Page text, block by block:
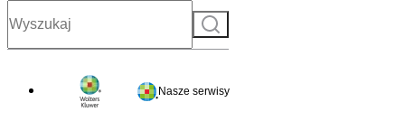
Szukaj
Nasze serwisy